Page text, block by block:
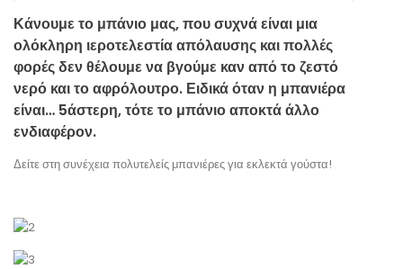
Κάνουμε το μπάνιο μας, που συχνά είναι μια
ολόκληρη ιεροτελεστία απόλαυσης και πολλές
φορές δεν θέλουμε να βγούμε καν από το ζεστό
νερό και το αφρόλουτρο. Ειδικά όταν η μπανιέρα
είναι… 5άστερη, τότε το μπάνιο αποκτά άλλο
ενδιαφέρον.
Δείτε στη συνέχεια πολυτελείς μπανιέρες για εκλεκτά γούστα!